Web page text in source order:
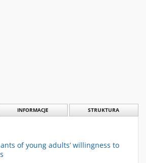
INFORMACJE STRUKTURA
of young adults’ willingness to